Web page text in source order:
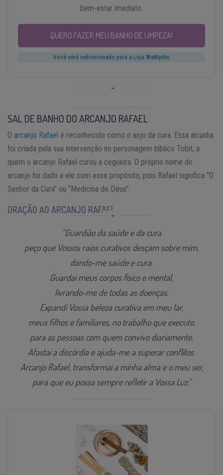
bem-estar imediato.
QUERO FAZER MEU BANHO DE LIMPEZA!
Você será redirecionado para a Loja WeMystic
SAL DE BANHO DO ARCANJO RAFAEL
O arcanjo Rafael é reconhecido como o anjo da cura. Essa alcunha
foi criada pela sua intervenção no personagem bíblico Tobit, a
quem o arcanjo Rafael curou a cegueira. O próprio nome do
arcanjo foi dado a ele com esse propósito, pois Rafael significa “O
Senhor da Cura” ou “Medicina de Deus”.
ORAÇÃO AO ARCANJO RAFAEL
“Guardião da saúde e da cura
peço que Vossos raios curativos desçam sobre mim,
dando-me saúde e cura.
Guardai meus corpos físico e mental,
livrando-me de todas as doenças.
Expandi Vossa beleza curativa em meu lar,
meus filhos e familiares, no trabalho que executo,
para as pessoas com quem convivo diariamente.
Afastai a discórdia e ajuda-me a superar conflitos.
Arcanjo Rafael, transformai a minha alma e o meu ser,
para que eu possa sempre refletir a Vossa Luz.”